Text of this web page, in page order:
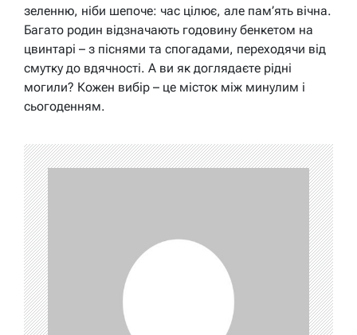
зеленню, ніби шепоче: час цілює, але пам’ять вічна.
Багато родин відзначають годовину бенкетом на
цвинтарі – з піснями та спогадами, переходячи від
смутку до вдячності. А ви як доглядаєте рідні
могили? Кожен вибір – це місток між минулим і
сьогоденням.